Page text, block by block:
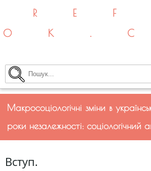
Макросоціологічні зміни в
роки незалежності: соціологічний
Вступ.